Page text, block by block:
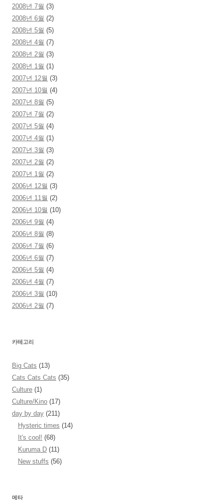
2008년 7월 (3)
2008년 6월 (2)
2008년 5월 (5)
2008년 4월 (7)
2008년 2월 (3)
2008년 1월 (1)
2007년 12월 (3)
2007년 10월 (4)
2007년 8월 (5)
2007년 7월 (2)
2007년 5월 (4)
2007년 4월 (1)
2007년 3월 (3)
2007년 2월 (2)
2007년 1월 (2)
2006년 12월 (3)
2006년 11월 (2)
2006년 10월 (10)
2006년 9월 (4)
2006년 8월 (8)
2006년 7월 (6)
2006년 6월 (7)
2006년 5월 (4)
2006년 4월 (7)
2006년 3월 (10)
2006년 2월 (7)
카테고리
Big Cats (13)
Cats Cats Cats (35)
Culture (1)
Culture/Kino (17)
day by day (211)
Hysteric times (14)
It's cool! (68)
Kuruma D (11)
New stuffs (56)
메타